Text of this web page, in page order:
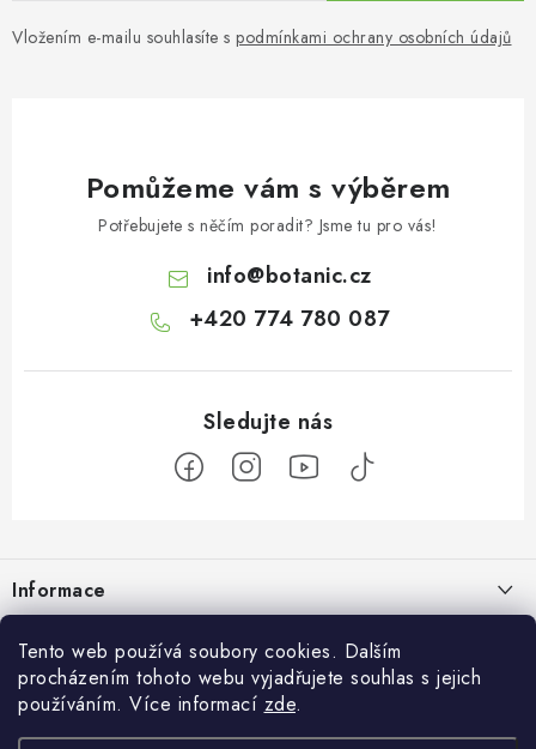
Tento web používá soubory cookies. Dalším
procházením tohoto webu vyjadřujete souhlas s jejich
používáním. Více informací zde.
Vložením e-mailu souhlasíte s podmínkami ochrany osobních údajů
Pomůžeme vám s výběrem
Potřebujete s něčím poradit? Jsme tu pro vás!
info@botanic.cz
+420 774 780 087
p
a
Informace
Velkoobchod
Botanic
Blog
Projekt Botanic pomáhá
Blog Botanic – průvodce světem bylin, vitamínů a
doplňků stravy